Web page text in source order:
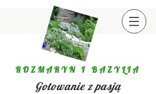
ROZMARYN I BAZYLIA
Gotowanie z pasją